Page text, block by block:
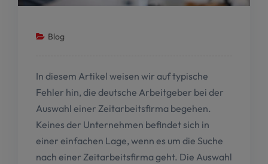
Blog
In diesem Artikel weisen wir auf typische
Fehler hin, die deutsche Arbeitgeber bei der
Auswahl einer Zeitarbeitsfirma begehen.
Keines der Unternehmen befindet sich in
einer einfachen Lage, wenn es um die Suche
nach einer Zeitarbeitsfirma geht. Die Auswahl